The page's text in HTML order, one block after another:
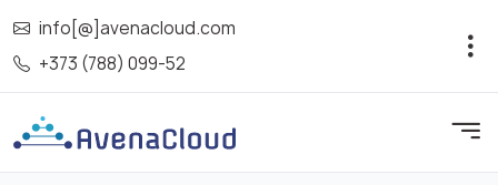
info[@]avenacloud.com
+373 (788) 099-52